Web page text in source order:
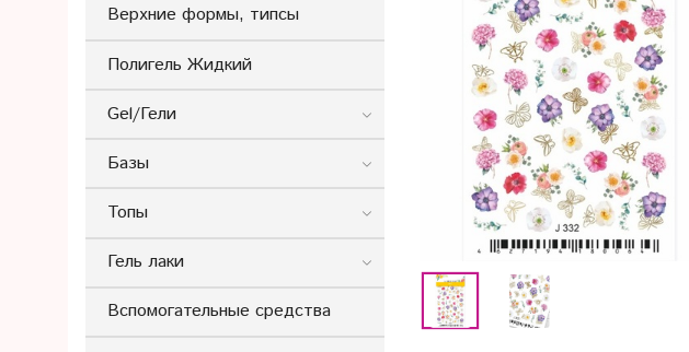
Верхние формы, типсы
Полигель Жидкий
Gel/Гели
Базы
Топы
Гель лаки
Вспомогательные средства